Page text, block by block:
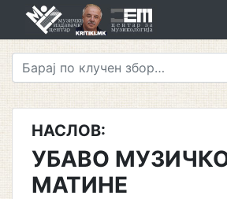
НАСЛОВ:
УБАВО
МАТИНЕ